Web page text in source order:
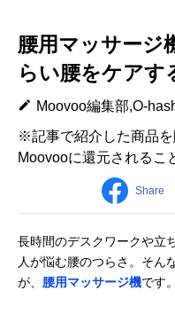
腰用マッサージ
らい腰をケアす
Moovoo編集部,O-
※記事で紹介した商品
Moovooに還元されるこ
Share
長時間のデスクワークや立
人が悩む腰のつらさ。そん
が、 腰用マッサージ機です。